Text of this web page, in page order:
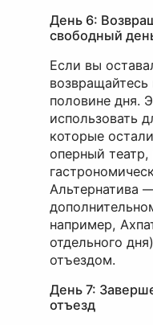
День 6:
свободный
Если вы
возвращайтесь
половине дня.
использовать
которые
оперный
Альтернатива
например,
отдельного
отъездом.
День 7:
отъезд